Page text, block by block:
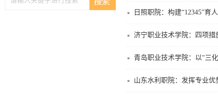
日照职院：构建“12345”育
济宁职业技术学院：四项
青岛职业技术学院：以“三
山东水利职院：发挥专业